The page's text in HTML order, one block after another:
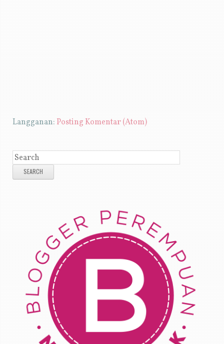
Langganan: Posting Komentar (Atom)
SEARCH